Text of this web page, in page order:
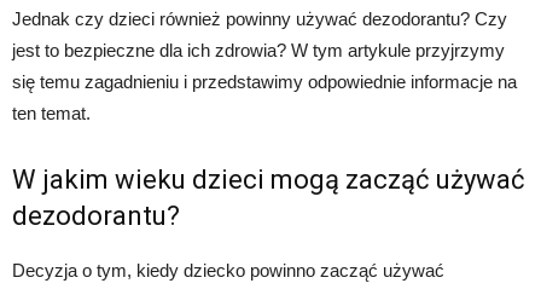
Jednak czy dzieci również powinny używać dezodorantu? Czy
jest to bezpieczne dla ich zdrowia? W tym artykule przyjrzymy
się temu zagadnieniu i przedstawimy odpowiednie informacje na
ten temat.
W jakim wieku dzieci mogą zacząć używać
dezodorantu?
Decyzja o tym, kiedy dziecko powinno zacząć używać